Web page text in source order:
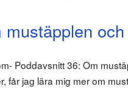
Poddavsnitt 36: Om
får jag lära mig mer om